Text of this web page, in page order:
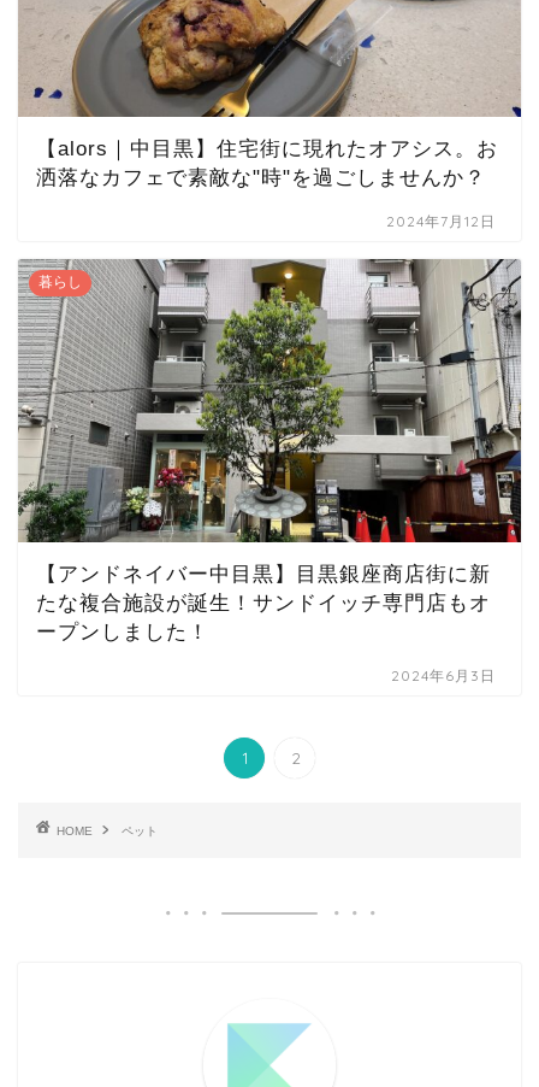
【alors｜中目黒】住宅街に現れたオアシス。お
洒落なカフェで素敵な"時"を過ごしませんか？
2024年7月12日
暮らし
【アンドネイバー中目黒】目黒銀座商店街に新
たな複合施設が誕生！サンドイッチ専門店もオ
ープンしました！
2024年6月3日
1 2
HOME ペット